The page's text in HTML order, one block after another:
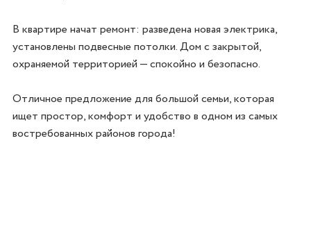
В квартире начат ремонт: разведена новая электрика,
установлены подвесные потолки. Дом с закрытой,
охраняемой территорией — спокойно и безопасно.
Отличное предложение для большой семьи, которая
ищет простор, комфорт и удобство в одном из самых
востребованных районов города!